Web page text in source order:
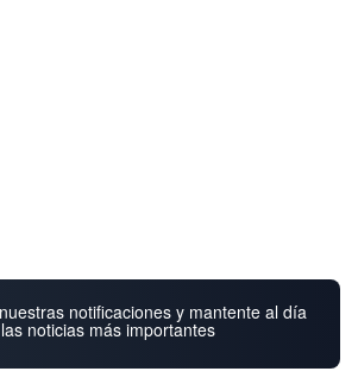
notificaciones y mantente al día
noticias más importantes